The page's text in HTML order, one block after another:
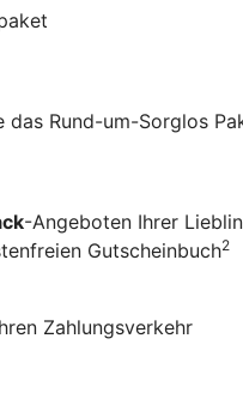
das Rund-um-Sorglos
-Angeboten Ihrer
Gutscheinbuch2
Zahlungsverkehr